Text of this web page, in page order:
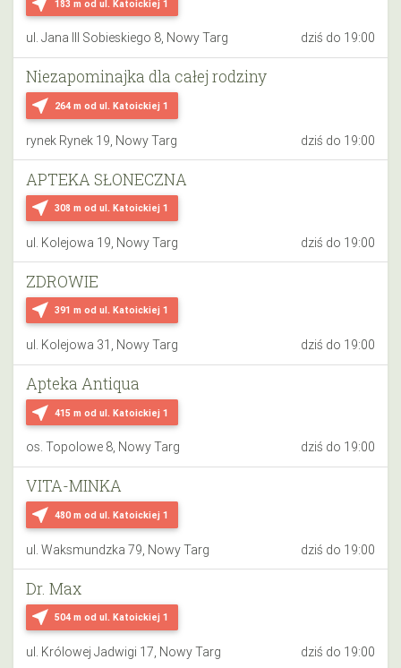
183 m od ul. Katoickiej 1
ul. Jana III Sobieskiego 8, Nowy Targ dziś do 19:00
near_me 264 m od ul. Katoickiej 1
Niezapominajka dla całej rodziny
rynek Rynek 19, Nowy Targ dziś do 19:00
near_me 308 m od ul. Katoickiej 1
APTEKA SŁONECZNA
ul. Kolejowa 19, Nowy Targ dziś do 19:00
near_me 391 m od ul. Katoickiej 1
ZDROWIE
ul. Kolejowa 31, Nowy Targ dziś do 19:00
near_me 415 m od ul. Katoickiej 1
Apteka Antiqua
os. Topolowe 8, Nowy Targ dziś do 19:00
near_me 480 m od ul. Katoickiej 1
VITA-MINKA
ul. Waksmundzka 79, Nowy Targ dziś do 19:00
near_me 504 m od ul. Katoickiej 1
Dr. Max
ul. Królowej Jadwigi 17, Nowy Targ dziś do 19:00